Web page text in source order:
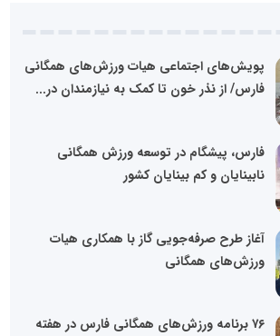
پویش‌های اجتماعی هیات ورزش‌های همگانی
فارس/ از نذر خون تا کمک به نیازمندان در...
فارس، پیشگام در توسعه ورزش همگانی
نابینایان و کم بینایان کشور
آغاز طرح صرفه‌جویی گاز با همکاری هیات
ورزش‌های همگانی
۷۶ برنامه ورزش‌های همگانی فارس در هفته